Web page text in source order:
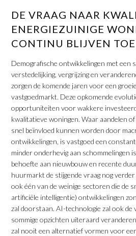
DE VRAAG NAAR
ENERGIEZUINIGE
CONTINU BLIJVEN
Demografische ontwikkelingen met een
verstedelijking, vergrijzing en
zorgen de komende jaren voor een
vastgoedmarkt. Deze opkomende
opportuniteiten voor wakkere
kwalitatieve woningen. Waar aandelen
snel beïnvloed kunnen worden door
ontwikkelingen, is vastgoed een
minder onderhevig aan schommelingen
behoefte aan nieuwbouw en recente
huurmarkt de stijgende vraag nog
ook één van de weinige sectoren die de
artificiële intelligentie) ontwikkelingen
zal doorstaan. AI-technologie zal ook de
sommige opzichten uiteraard
zal nooit een alternatief vormen voor